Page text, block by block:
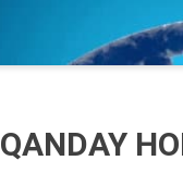
QANDAY